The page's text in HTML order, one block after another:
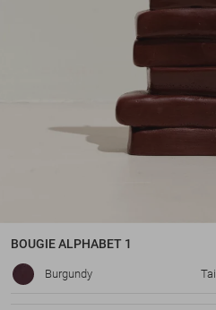
BOUGIEALPHABET 1
Burgundy